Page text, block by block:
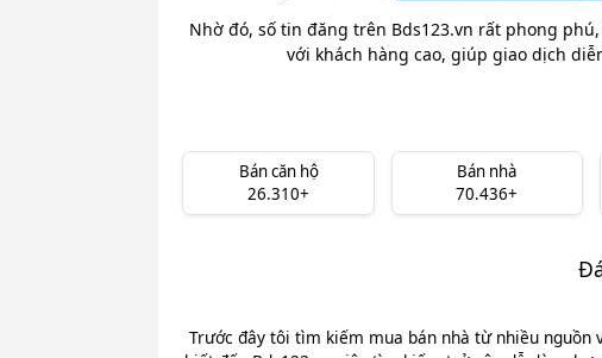
Nhờ đó, số tin đăng trên Bds123.vn rất phong
với khách hàng cao, giúp giao dịch
Bán căn hộ
26.310+
Bán nhà
70.436+
Trước đây tôi tìm kiếm mua bán nhà từ nhiều